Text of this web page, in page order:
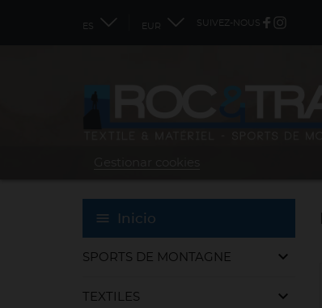
ES EUR SUIVEZ-NOUS
Inicio
SPORTS DE MONTAGNE keyboard_arrow_down
TEXTILES keyboard_arrow_down